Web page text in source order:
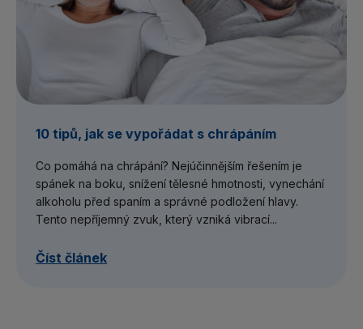
10 tipů, jak se vypořádat s chrápáním
Co pomáhá na chrápání? Nejúčinnějším řešením je
spánek na boku, snížení tělesné hmotnosti, vynechání
alkoholu před spaním a správné podložení hlavy.
Tento nepříjemný zvuk, který vzniká vibrací...
Číst článek